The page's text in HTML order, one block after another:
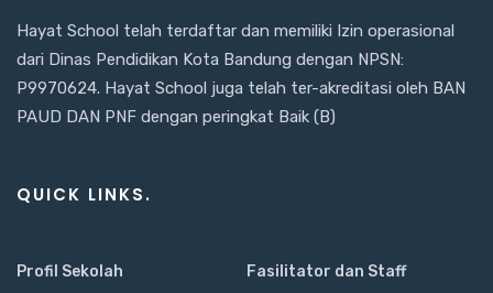
Hayat School telah terdaftar dan memiliki Izin operasional
dari Dinas Pendidikan Kota Bandung dengan NPSN:
P9970624. Hayat School juga telah ter-akreditasi oleh BAN
PAUD DAN PNF dengan peringkat Baik (B)
QUICK LINKS.
Profil Sekolah Fasilitator dan Staff